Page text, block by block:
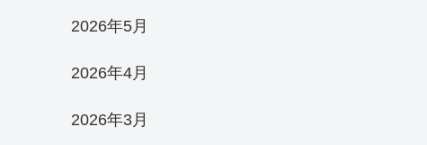
2026年5月
2026年4月
2026年3月